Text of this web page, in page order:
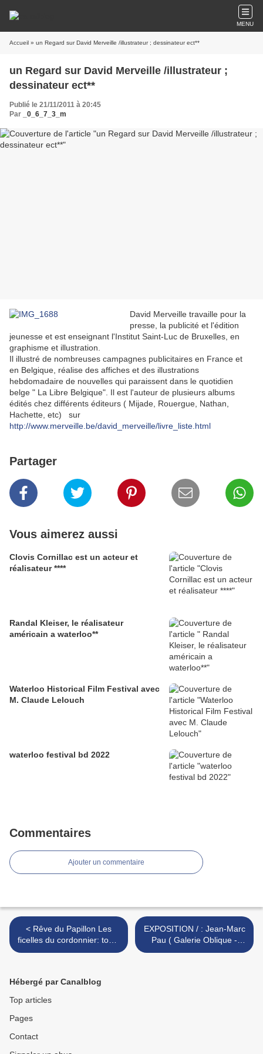
MENU
Accueil » un Regard sur David Merveille /illustrateur ; dessinateur ect**
un Regard sur David Merveille /illustrateur ;
dessinateur ect**
Publié le 21/11/2011 à 20:45
Par
_0_6_7_3_m
David Merveille travaille pour la
presse, la publicité et l'édition
jeunesse et est enseignant l'Institut Saint-Luc de Bruxelles, en
graphisme et illustration.
Il illustré de nombreuses campagnes publicitaires en France et
en Belgique, réalise des affiches et des illustrations
hebdomadaire de nouvelles qui paraissent dans le quotidien
belge " La Libre Belgique". Il est l'auteur de plusieurs albums
édités chez différents éditeurs ( Mijade, Rouergue, Nathan,
Hachette, etc) sur
http://www.merveille.be/david_merveille/livre_liste.html
Partager
Vous aimerez aussi
Clovis Cornillac est un acteur et
réalisateur ****
Randal Kleiser, le réalisateur
américain a waterloo**
Waterloo Historical Film Festival avec
M. Claude Lelouch
waterloo festival bd 2022
Commentaires
Ajouter un commentaire
< Rêve du Papillon Les
ficelles du cordonnier: tome
3// Richard Marazano
EXPOSITION / : Jean-Marc
Pau ( Galerie Oblique -
Village Saint Paul ) Paris
Hébergé par Canalblog
Top articles
Pages
Contact